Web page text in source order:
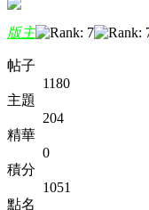
版主
帖子
1180
主題
204
精華
0
積分
1051
點名